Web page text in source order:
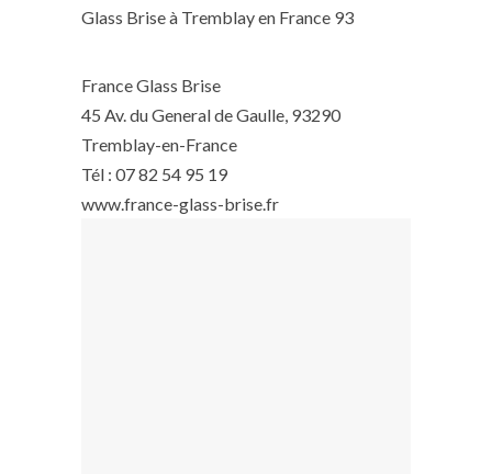
Glass Brise à Tremblay en France 93
France Glass Brise
45 Av. du General de Gaulle, 93290
Tremblay-en-France
Tél : 07 82 54 95 19
www.france-glass-brise.fr